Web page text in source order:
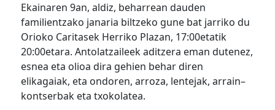
Ekainaren 9an, aldiz, beharrean dauden
familientzako janaria biltzeko gune bat jarriko du
Orioko Caritasek Herriko Plazan, 17:00etatik
20:00etara. Antolatzaileek aditzera eman dutenez,
esnea eta olioa dira gehien behar diren
elikagaiak, eta ondoren, arroza, lentejak, arrain–
kontserbak eta txokolatea.